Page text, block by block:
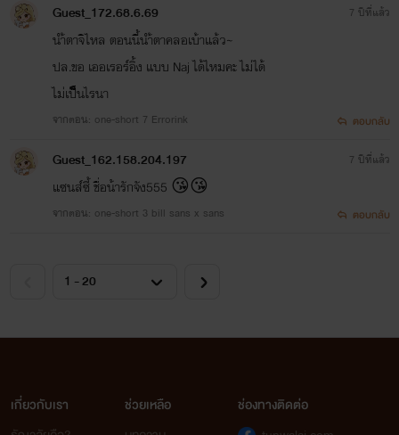
Guest_172.68.6.69
นำ้ตาจิไหล ตอนนี้นำ้ตาคลอเบ้าแล้ว~
ปล.ขอ เออเรอร์อิ้ง แบบ Naj ได้ไหมคะ ไม่ได้
ไม่เป็็็็็็็็นไรนา
จากตอน: one-short 7 Errorink
7 ปีที่แล้ว
ตอบกลับ
Guest_162.158.204.197
แซนส์ซี้ ชื่อน้ารักจัง555 😘😘
จากตอน: one-short 3 bill sans x sans
7 ปีที่แล้ว
ตอบกลับ
เกี่ยวกับเรา
ช่วยเหลือ
ช่องทางติดต่อ